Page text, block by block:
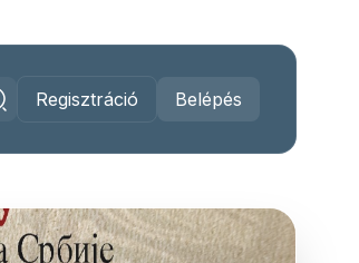
Regisztráció Belépés